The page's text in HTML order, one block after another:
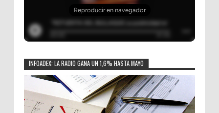
INFOADEX: LA RADIO GANA UN 1,6% HASTA MAYO